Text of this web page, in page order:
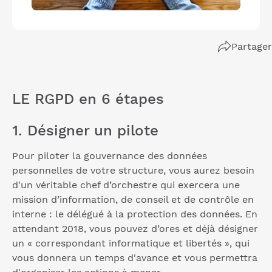
Partager
LE RGPD en 6 étapes
1. Désigner un pilote
Pour piloter la gouvernance des données
personnelles de votre structure, vous aurez besoin
d'un véritable chef d’orchestre qui exercera une
mission d’information, de conseil et de contrôle en
interne : le délégué à la protection des données. En
attendant 2018, vous pouvez d’ores et déjà désigner
un « correspondant informatique et libertés », qui
vous donnera un temps d'avance et vous permettra